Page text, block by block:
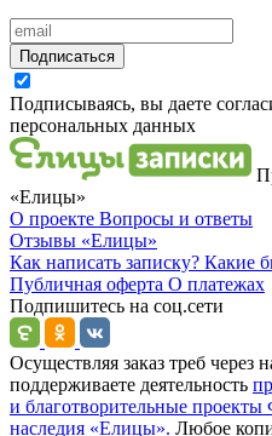
Подписаться
Подписываясь, вы даете
персональных данных
«Елицы»
О проекте Вопросы и ответы
Отзывы «Елицы»
Как написать записку? Какие
Публичная оферта О платежах
Подпишитесь на соц.сети
Осуществляя заказ треб через
поддерживаете деятельность
и благотворительные
наследия «Елицы». Любое